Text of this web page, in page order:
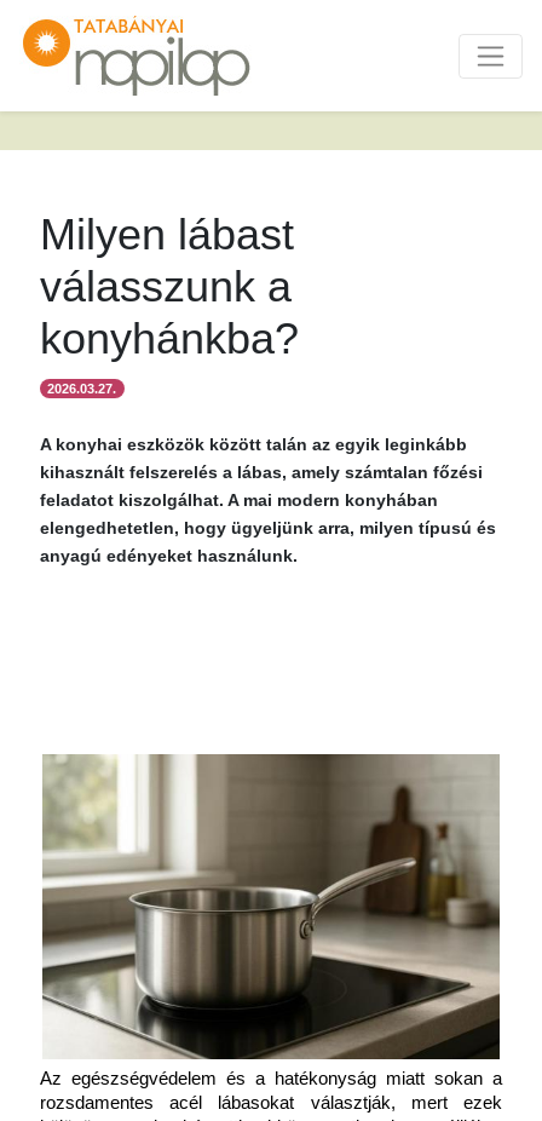
Milyen lábast
válasszunk a
konyhánkba?
2026.03.27.
A konyhai eszközök között talán az egyik leginkább
kihasznált felszerelés a lábas, amely számtalan főzési
feladatot kiszolgálhat. A mai modern konyhában
elengedhetetlen, hogy ügyeljünk arra, milyen típusú és
anyagú edényeket használunk.
Az egészségvédelem és a hatékonyság miatt sokan a
rozsdamentes acél lábasokat választják, mert ezek